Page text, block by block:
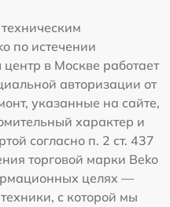
по истечении
в Москве работает
авторизации от
указанные на сайте,
характер и
согласно п. 2 ст. 437
торговой марки Beko
целях —
с которой мы